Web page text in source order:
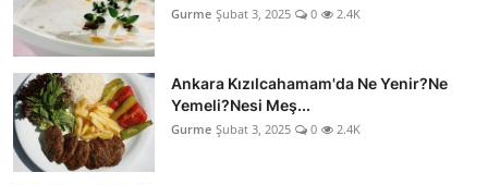
Gurme Şubat 3, 2025 0 2.4K
Ankara Kızılcahamam'da Ne Yenir?Ne
Yemeli?Nesi Meş...
Gurme Şubat 3, 2025 0 2.4K